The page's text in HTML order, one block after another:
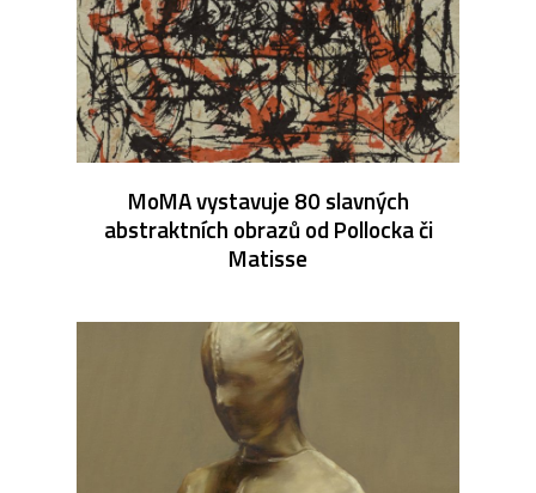
MoMA vystavuje 80 slavných
abstraktních obrazů od Pollocka či
Matisse